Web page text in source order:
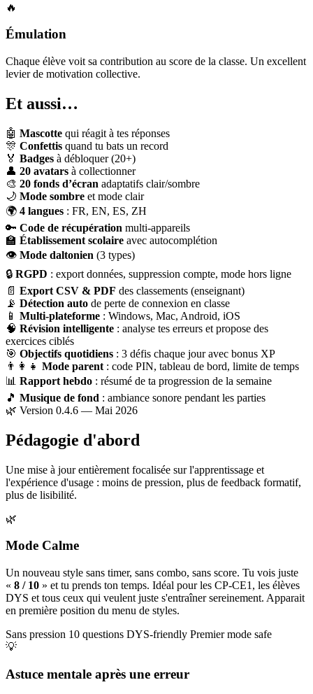
🔥
Émulation
Chaque élève voit sa contribution au score de la classe. Un excellent
levier de motivation collective.
Et aussi…
🤖 Mascotte qui réagit à tes réponses
🎊 Confettis quand tu bats un record
🏅 Badges à débloquer (20+)
👤 20 avatars à collectionner
🎨 20 fonds d’écran adaptatifs clair/sombre
🌙 Mode sombre et mode clair
🌍 4 langues : FR, EN, ES, ZH
🔑 Code de récupération multi-appareils
🏫 Établissement scolaire avec autocomplétion
👁 Mode daltonien (3 types)
🔒 RGPD : export données, suppression compte, mode hors ligne
📄 Export CSV & PDF des classements (enseignant)
📡 Détection auto de perte de connexion en classe
📱 Multi-plateforme : Windows, Mac, Android, iOS
🧠 Révision intelligente : analyse tes erreurs et propose des
exercices ciblés
🎯 Objectifs quotidiens : 3 défis chaque jour avec bonus XP
👨‍👩‍👧 Mode parent : code PIN, tableau de bord, limite de temps
📊 Rapport hebdo : résumé de ta progression de la semaine
🎵 Musique de fond : ambiance sonore pendant les parties
🌿 Version 0.4.6 — Mai 2026
Pédagogie d'abord
Une mise à jour entièrement focalisée sur l'apprentissage et
l'expérience d'usage : moins de pression, plus de feedback formatif,
plus de lisibilité.
🌿
Mode Calme
Un nouveau style sans timer, sans combo, sans score. Tu vois juste
« 8 / 10 » et tu prends ton temps. Idéal pour les CP-CE1, les élèves
DYS et tous ceux qui veulent juste s'entraîner sereinement. Apparait
en première position du menu de styles.
Sans pression 10 questions DYS-friendly Premier mode safe
💡
Astuce mentale après une erreur